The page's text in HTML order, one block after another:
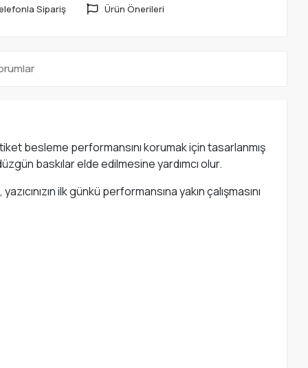
Sipariş Ürün Önerileri
besleme performansını korumak için tasarlanmış
baskılar elde edilmesine yardımcı olur.
ilk günkü performansına yakın çalışmasını